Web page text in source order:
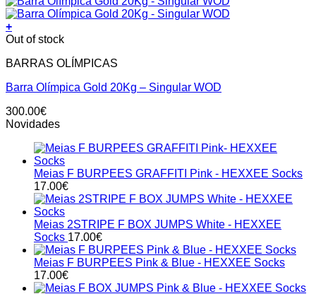
+
Out of stock
BARRAS OLÍMPICAS
Barra Olímpica Gold 20Kg – Singular WOD
300.00€
Novidades
Meias F BURPEES GRAFFITI Pink - HEXXEE Socks
17.00€
Meias 2STRIPE F BOX JUMPS White - HEXXEE
Socks 17.00€
Meias F BURPEES Pink & Blue - HEXXEE Socks
17.00€